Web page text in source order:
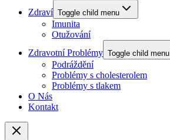
Zdraví Toggle child menu
Imunita
Otužování
Zdravotní Problémy Toggle child menu
Podráždění
Problémy s cholesterolem
Problémy s tlakem
O Nás
Kontakt